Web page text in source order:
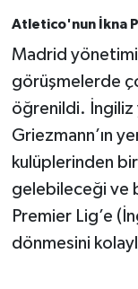
Atletico'nun İkna
Madrid
görüşmelerde
öğrenildi. İngiliz
Griezmann’ın
kulüplerinden
gelebileceği ve
Premier Lig’e
dönmesini